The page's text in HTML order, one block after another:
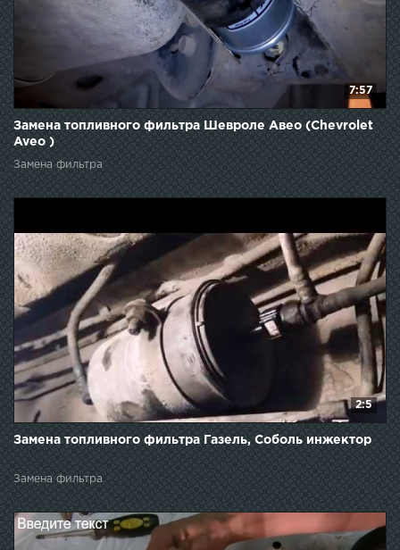
7:57
Замена топливного фильтра Шевроле Авео (Chevrolet
Aveo )
Замена фильтра
2:5
Замена топливного фильтра Газель, Соболь инжектор
Замена фильтра